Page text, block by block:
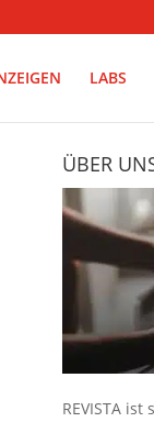
LABS
ÜBER
REVISTA